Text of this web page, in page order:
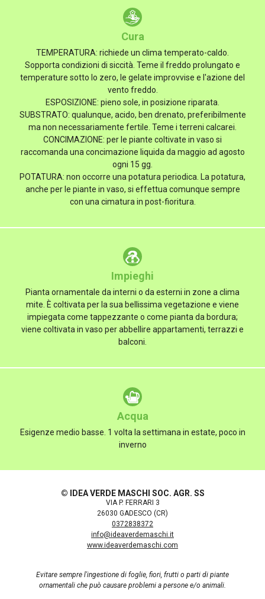
Cura
TEMPERATURA: richiede un clima temperato-caldo.
Sopporta condizioni di siccità. Teme il freddo prolungato e
temperature sotto lo zero, le gelate improvvise e l'azione del
vento freddo.
ESPOSIZIONE: pieno sole, in posizione riparata.
SUBSTRATO: qualunque, acido, ben drenato, preferibilmente
ma non necessariamente fertile. Teme i terreni calcarei.
CONCIMAZIONE: per le piante coltivate in vaso si
raccomanda una concimazione liquida da maggio ad agosto
ogni 15 gg.
POTATURA: non occorre una potatura periodica. La potatura,
anche per le piante in vaso, si effettua comunque sempre
con una cimatura in post-fioritura.
Impieghi
Pianta ornamentale da interni o da esterni in zone a clima
mite. È coltivata per la sua bellissima vegetazione e viene
impiegata come tappezzante o come pianta da bordura;
viene coltivata in vaso per abbellire appartamenti, terrazzi e
balconi.
Acqua
Esigenze medio basse. 1 volta la settimana in estate, poco in
inverno
© IDEA VERDE MASCHI SOC. AGR. SS
VIA P. FERRARI 3
26030 GADESCO (CR)
0372838372
info@ideaverdemaschi.it
www.ideaverdemaschi.com
Evitare sempre l'ingestione di foglie, fiori, frutti o parti di piante
ornamentali che può causare problemi a persone e/o animali.